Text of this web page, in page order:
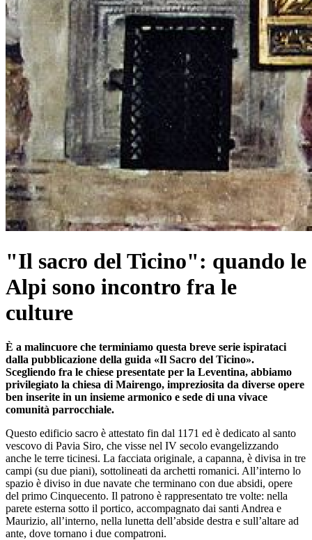
"Il sacro del Ticino": quando le
Alpi sono incontro fra le
culture
È a malincuore che terminiamo questa breve serie ispirataci
dalla pubblicazione della guida «Il Sacro del Ticino».
Scegliendo fra le chiese presentate per la Leventina, abbiamo
privilegiato la chiesa di Mairengo, impreziosita da diverse opere
ben inserite in un insieme armonico e sede di una vivace
comunità parrocchiale.
Questo edificio sacro è attestato fin dal 1171 ed è dedicato al santo
vescovo di Pavia Siro, che visse nel IV secolo evangelizzando
anche le terre ticinesi. La facciata originale, a capanna, è divisa in tre
campi (su due piani), sottolineati da archetti romanici. All’interno lo
spazio è diviso in due navate che terminano con due absidi, opere
del primo Cinquecento. Il patrono è rappresentato tre volte: nella
parete esterna sotto il portico, accompagnato dai santi Andrea e
Maurizio, all’interno, nella lunetta dell’abside destra e sull’altare ad
ante, dove tornano i due compatroni.